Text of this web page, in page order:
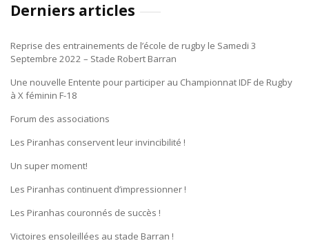
Derniers articles
Reprise des entrainements de l’école de rugby le Samedi 3
Septembre 2022 – Stade Robert Barran
Une nouvelle Entente pour participer au Championnat IDF de Rugby
à X féminin F-18
Forum des associations
Les Piranhas conservent leur invincibilité !
Un super moment!
Les Piranhas continuent d’impressionner !
Les Piranhas couronnés de succès !
Victoires ensoleillées au stade Barran !